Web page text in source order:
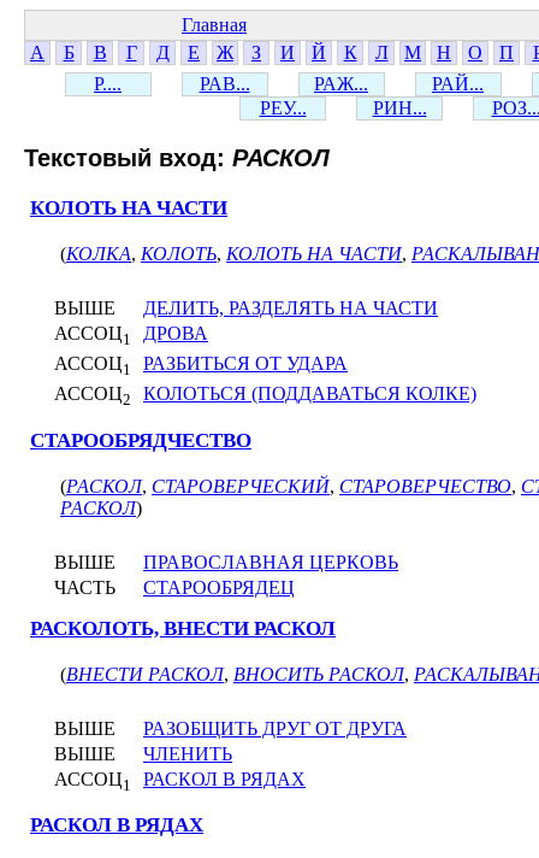
Главная
А
Б В Г Д Е Ж З И Й К Л М Н О П
Р....
РАВ... РАЖ...
РАЙ...
РЕУ...
РИН...
Текстовый вход: РАСКОЛ
КОЛОТЬ НА ЧАСТИ
(КОЛКА, КОЛОТЬ, КОЛОТЬ НА ЧАСТИ,
ВЫШЕ
ДЕЛИТЬ, РАЗДЕЛЯТЬ НА ЧАСТИ
АССОЦ1
ДРОВА
АССОЦ1
РАЗБИТЬСЯ ОТ УДАРА
АССОЦ2 КОЛОТЬСЯ (ПОДДАВАТЬСЯ КОЛКЕ)
СТАРООБРЯДЧЕСТВО
(РАСКОЛ, СТАРОВЕРЧЕСКИЙ, СТАРОВЕРЧЕСТВО,
РАСКОЛ)
ВЫШЕ
ПРАВОСЛАВНАЯ ЦЕРКОВЬ
ЧАСТЬ
СТАРООБРЯДЕЦ
РАСКОЛОТЬ, ВНЕСТИ РАСКОЛ
(ВНЕСТИ РАСКОЛ, ВНОСИТЬ РАСКОЛ,
ВЫШЕ
РАЗОБЩИТЬ ДРУГ ОТ ДРУГА
ВЫШЕ
ЧЛЕНИТЬ
АССОЦ1 РАСКОЛ В РЯДАХ
РАСКОЛ В РЯДАХ